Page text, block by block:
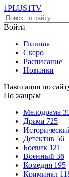
1PLUS1TV
Войти
Главная
Скоро
Расписание
Новинки
Навигация по
По жанрам
Мелодрама
Драма 725
Детектив 56
Боевик 121
Военный 36
Комедия 195
Криминал